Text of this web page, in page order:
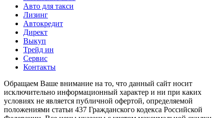
Авто для такси
Лизинг
Автокредит
Директ
Выкуп
Трейд ин
Сервис
Контакты
Обращаем Ваше внимание на то, что данный сайт носит
исключительно информационный характер и ни при каких
условиях не является публичной офертой, определяемой
положениями статьи 437 Гражданского кодекса Российской